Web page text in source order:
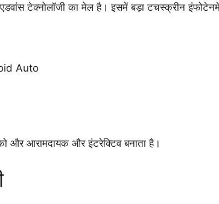
टेक्नोलॉजी का मेल है। इसमें बड़ा टचस्क्रीन
Auto
और आरामदायक और इंटरेक्टिव बनाता है।